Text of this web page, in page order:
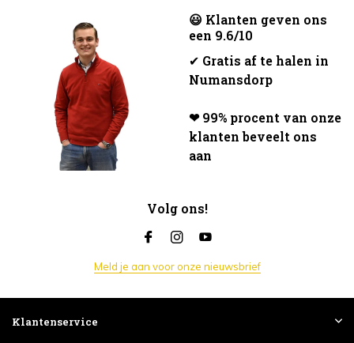
😃 Klanten geven ons
een 9.6/10
✔ Gratis af te halen in
Numansdorp
❤ 99% procent van onze
klanten beveelt ons
aan
Volg ons!
Meld je aan voor onze nieuwsbrief
Klantenservice